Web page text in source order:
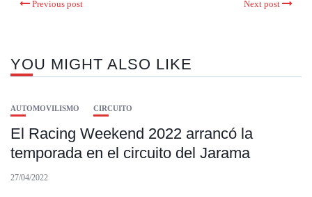
Previous post Next post
YOU MIGHT ALSO LIKE
AUTOMOVILISMO CIRCUITO
El Racing Weekend 2022 arrancó la
temporada en el circuito del Jarama
27/04/2022